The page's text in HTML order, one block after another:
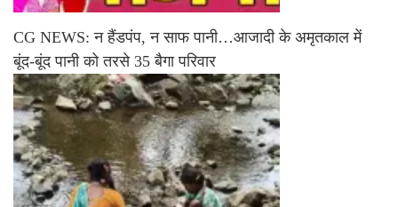
CG NEWS: न हैंडपंप, न साफ पानी…आजादी के अमृतकाल में
बूंद-बूंद पानी को तरसे 35 बैगा परिवार